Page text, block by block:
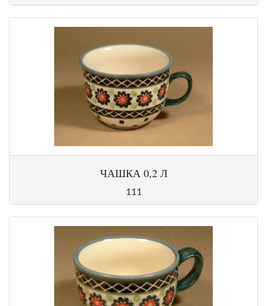
ЧАШКА 0,2 Л
111